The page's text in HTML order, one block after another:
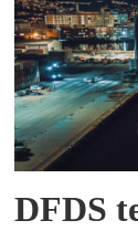
DFDS